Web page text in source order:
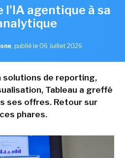
l'IA agentique à sa
, publié le 06 Juillet 2026
solutions de reporting,
Tableau a greffé
ses offres. Retour sur
phares.